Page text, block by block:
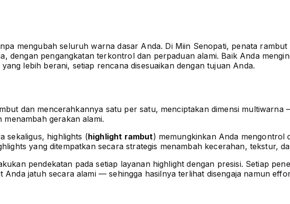
mengubah seluruh warna dasar Anda. Di Miin Senopati, penata
dengan pengangkatan terkontrol dan perpaduan alami. Baik Anda
lebih berani, setiap rencana disesuaikan dengan tujuan Anda.
dan mencerahkannya satu per satu, menciptakan dimensi
gerakan alami.
sekaligus, highlights (highlight rambut) memungkinkan Anda mengontrol
yang ditempatkan secara strategis menambah kecerahan, tekstur,
pendekatan pada setiap layanan highlight dengan presisi. Setiap
jatuh secara alami — sehingga hasilnya terlihat disengaja namun